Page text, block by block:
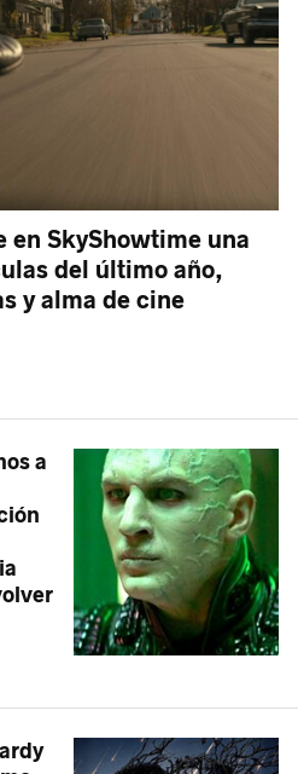
en SkyShowtime una
del último año,
y alma de cine
a